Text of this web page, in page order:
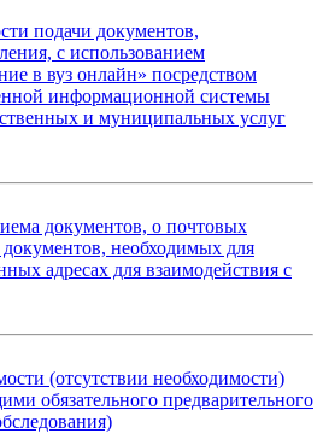
подачи документов,
с использованием
в вуз онлайн» посредством
информационной системы
и муниципальных услуг
документов, о почтовых
документов, необходимых для
адресах для взаимодействия с
(отсутствии необходимости)
обязательного предварительного